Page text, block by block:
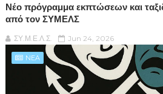
Νέο πρόγραμμα εκπτώσεων και
από τον ΣΥΜΕΛΣ
ΣΥ.Μ.Ε.Λ.Σ. Jun 24, 2026
NEA